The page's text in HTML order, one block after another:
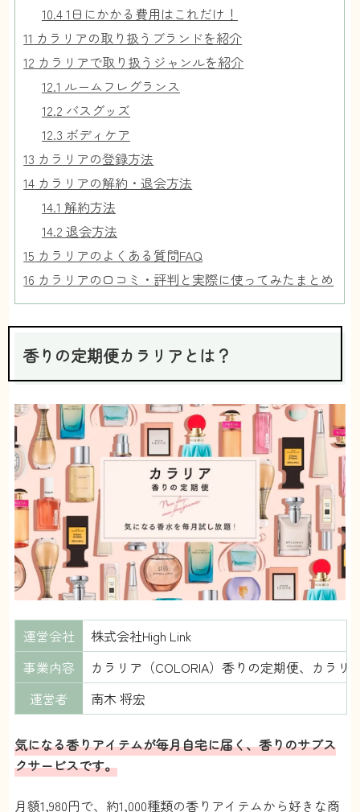
10.41日にかかる費用はこれだけ！
11 カラリアの取り扱うブランドを紹介
12 カラリアで取り扱うジャンルを紹介
12.1 ルームフレグランス
12.2 バスグッズ
12.3 ボディケア
13 カラリアの登録方法
14 カラリアの解約・退会方法
14.1 解約方法
14.2 退会方法
15 カラリアのよくある質問FAQ
16 カラリアの口コミ・評判と実際に使ってみたまとめ
香りの定期便カラリアとは？
運営会社
株式会社High Link
事業内容
カラリア（COLORIA）香りの定期便、カラリ
運営者
南木 将宏
気になる香りアイテムが毎月自宅に届く、香りのサブス
クサービスです。
月額1,980円で、約1,000種類の香りアイテムから好きな商